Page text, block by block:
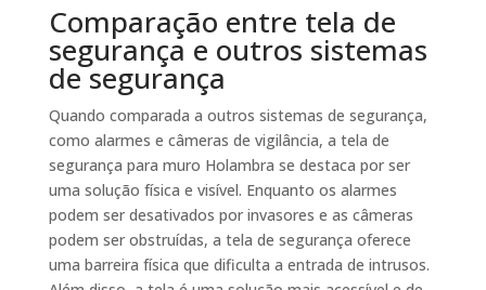
Comparação entre tela de
segurança e outros sistemas
de segurança
Quando comparada a outros sistemas de segurança,
como alarmes e câmeras de vigilância, a tela de
segurança para muro Holambra se destaca por ser
uma solução física e visível. Enquanto os alarmes
podem ser desativados por invasores e as câmeras
podem ser obstruídas, a tela de segurança oferece
uma barreira física que dificulta a entrada de intrusos.